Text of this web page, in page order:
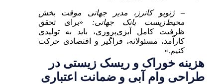
– ژنویو کانرز، مدیر جهانی موقت بخش
محیط‌زیست بانک جهانی: «برای تحقق
ظرفیت کامل آبزی‌پروری، باید به تولیدی
کارآمد، مسئولانه، فراگیر و اقتصادی حرکت
کنیم.»
هزینه خوراک و ریسک زیستی در
طراحی وام آبی و ضمانت اعتباری